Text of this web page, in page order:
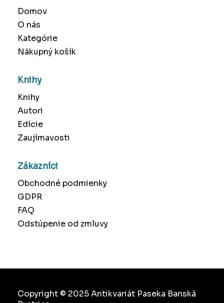
Domov
O nás
Kategórie
Nákupný košík
Knihy
Knihy
Autori
Edície
Zaujímavosti
Zákazníci
Obchodné podmienky
GDPR
FAQ
Odstúpenie od zmluvy
Copyright © 2025 Antikvariát Paseka Banská